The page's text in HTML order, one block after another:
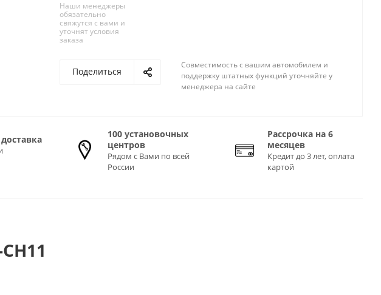
Наши менеджеры
обязательно
свяжутся с вами и
уточнят условия
заказа
Поделиться
Совместимость с вашим автомобилем и
поддержку штатных функций уточняйте у
менеджера на сайте
100 установочных
центров
Рядом с Вами по всей
России
Рассрочка на 6
месяцев
Кредит до 3 лет, оплата
картой